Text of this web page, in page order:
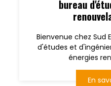
bureau
Bienvenue chez Sud
d'études et
énergies
En